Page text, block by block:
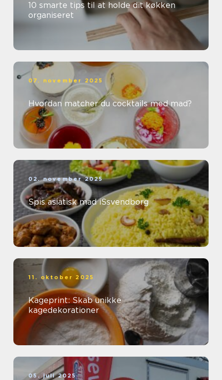
10 smarte tips til at holde dit køkken
organiseret
07. november 2025
Hvordan matcher du cocktails med mad?
02. november 2025
Spis asiatisk mad iSsvendborg
11. oktober 2025
Kageprint: Skab unikke
kagedekorationer
05. juli 2025